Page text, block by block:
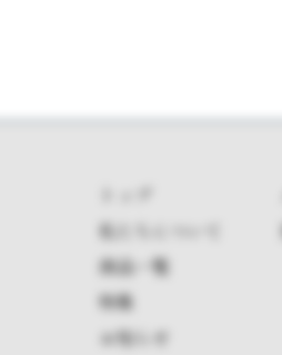
私たちについて
商品一覧
特集
お知らせ